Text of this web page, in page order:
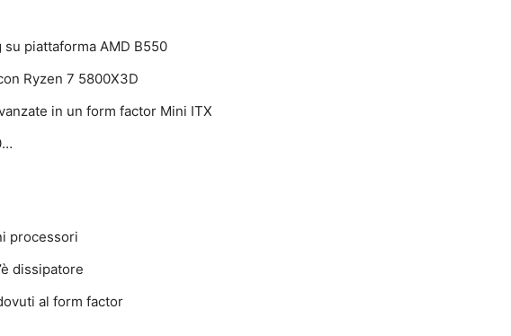
piattaforma AMD B550
Ryzen 7 5800X3D
in un form factor Mini ITX
processori
dissipatore
al form factor